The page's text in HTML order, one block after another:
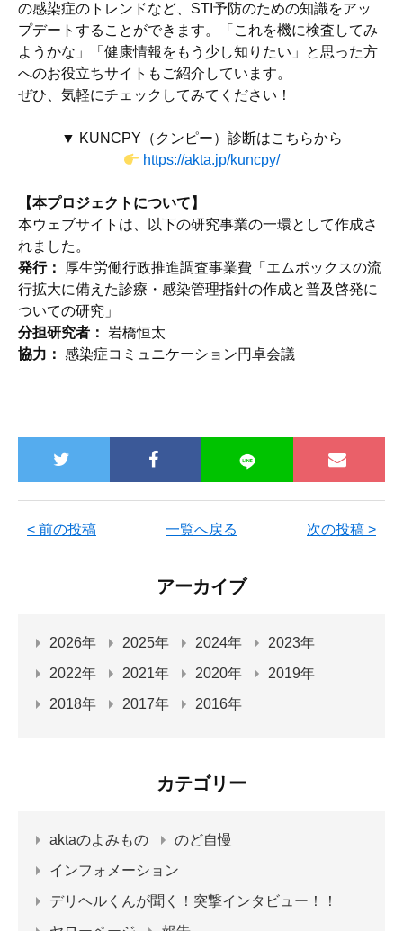
の感染症のトレンドなど、STI予防のための知識をアッ
プデートすることができます。「これを機に検査してみ
ようかな」「健康情報をもう少し知りたい」と思った方
へのお役立ちサイトもご紹介しています。
ぜひ、気軽にチェックしてみてください！
▼ KUNCPY（クンピー）診断はこちらから
https://akta.jp/kuncpy/
【本プロジェクトについて】
本ウェブサイトは、以下の研究事業の一環として作成さ
れました。
発行：
厚生労働行政推進調査事業費「エムポックスの流
行拡大に備えた診療・感染管理指針の作成と普及啓発に
ついての研究」
分担研究者： 岩橋恒太
協力： 感染症コミュニケーション円卓会議
< 前の投稿 次の投稿 >
一覧へ戻る
アーカイブ
2026年 2025年 2024年
2023年
2022年
2021年 2020年
2019年
2018年
2017年 2016年
カテゴリー
aktaのよみもの
のど自慢
インフォメーション
デリヘルくんが聞く！突撃インタビュー！！